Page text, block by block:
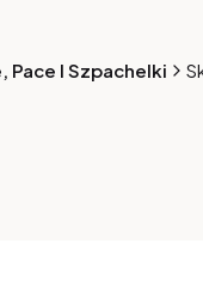
Pace I Szpachelki